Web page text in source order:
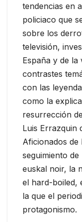
tendencias en
policiaco que
sobre los
televisión,
España y de
contrastes
con las
como la
resurrección
Luis Errazquin
Aficionados de
seguimiento
euskal noir, la
el hard-boiled,
la que el
protagonismo.